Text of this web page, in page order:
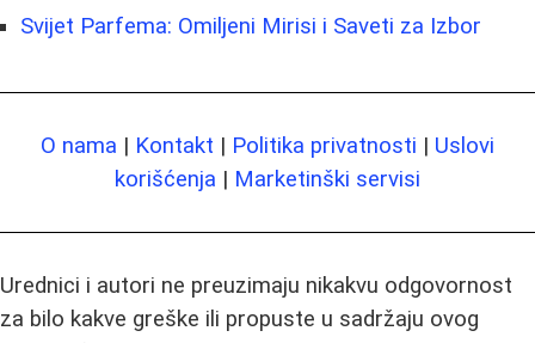
Svijet Parfema: Omiljeni Mirisi i Saveti za Izbor
O nama | Kontakt | Politika privatnosti | Uslovi
korišćenja | Marketinški servisi
Urednici i autori ne preuzimaju nikakvu odgovornost
za bilo kakve greške ili propuste u sadržaju ovog